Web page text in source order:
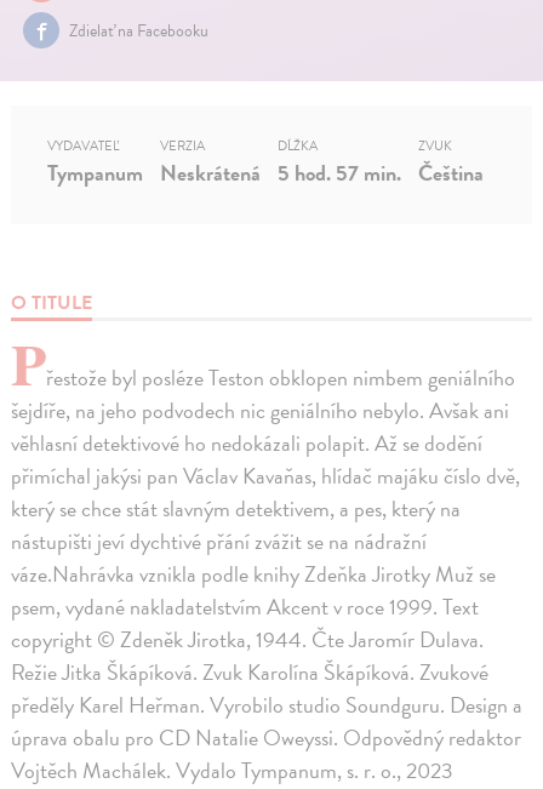
Zdielať na Facebooku
O TITULE
Přestože byl posléze Teston obklopen nimbem geniálního
šejdíře, na jeho podvodech nic geniálního nebylo. Avšak ani
věhlasní detektivové ho nedokázali polapit. Až se dodění
přimíchal jakýsi pan Václav Kavaňas, hlídač majáku číslo dvě,
který se chce stát slavným detektivem, a pes, který na
nástupišti jeví dychtivé přání zvážit se na nádražní
váze.Nahrávka vznikla podle knihy Zdeňka Jirotky Muž se
psem, vydané nakladatelstvím Akcent v roce 1999. Text
copyright © Zdeněk Jirotka, 1944. Čte Jaromír Dulava.
Režie Jitka Škápíková. Zvuk Karolína Škápíková. Zvukové
předěly Karel Heřman. Vyrobilo studio Soundguru. Design a
úprava obalu pro CD Natalie Oweyssi. Odpovědný redaktor
Vojtěch Machálek. Vydalo Tympanum, s. r. o., 2023
VYDAVATEĽ
Tympanum
VERZIA
Neskrátená
DĹŽKA
5 hod. 57 min.
ZVUK
Čeština